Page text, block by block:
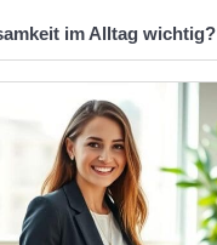
im Alltag wichtig?